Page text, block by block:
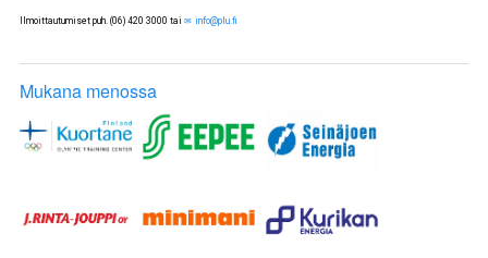
Ilmoittautumiset puh. (06) 420 3000 tai info@plu.fi
Mukana menossa